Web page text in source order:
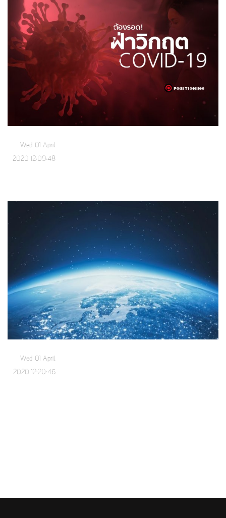
Wed 01 April
2020 12:09:48
Wed 01 April
2020 12:20:46